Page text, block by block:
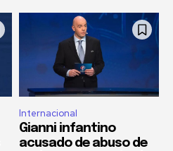
Internacional
Gianni infantino
acusado de abuso de